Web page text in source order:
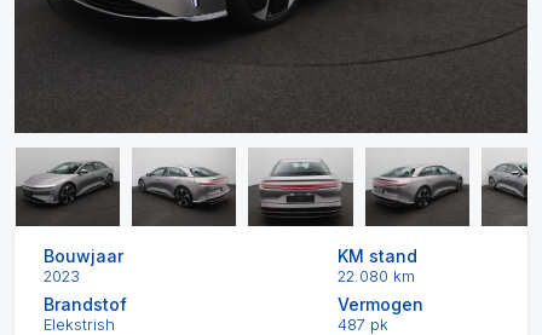
Bouwjaar
2023
KM stand
22.080 km
Brandstof
Elekstrish
Vermogen
487 pk